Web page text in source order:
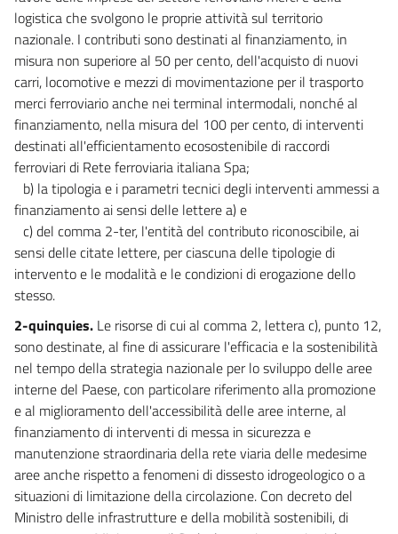
logistica che svolgono le proprie attività sul territorio
nazionale. I contributi sono destinati al finanziamento, in
misura non superiore al 50 per cento, dell'acquisto di nuovi
carri, locomotive e mezzi di movimentazione per il trasporto
merci ferroviario anche nei terminal intermodali, nonché al
finanziamento, nella misura del 100 per cento, di interventi
destinati all'efficientamento ecosostenibile di raccordi
ferroviari di Rete ferroviaria italiana Spa;
b) la tipologia e i parametri tecnici degli interventi ammessi a
finanziamento ai sensi delle lettere a) e
c) del comma 2-ter, l'entità del contributo riconoscibile, ai
sensi delle citate lettere, per ciascuna delle tipologie di
intervento e le modalità e le condizioni di erogazione dello
stesso.
2-quinquies. Le risorse di cui al comma 2, lettera c), punto 12,
sono destinate, al fine di assicurare l'efficacia e la sostenibilità
nel tempo della strategia nazionale per lo sviluppo delle aree
interne del Paese, con particolare riferimento alla promozione
e al miglioramento dell'accessibilità delle aree interne, al
finanziamento di interventi di messa in sicurezza e
manutenzione straordinaria della rete viaria delle medesime
aree anche rispetto a fenomeni di dissesto idrogeologico o a
situazioni di limitazione della circolazione. Con decreto del
Ministro delle infrastrutture e della mobilità sostenibili, di